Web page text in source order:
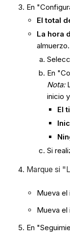
En
El total
La hora
almuerzo.
En
Nota:
inicio
El
Si
Marque si
Mueva el
Mueva el
En